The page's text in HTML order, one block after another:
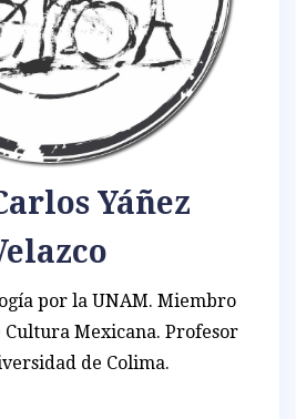
Yáñez
por la UNAM. Miembro
Mexicana. Profesor
de Colima.